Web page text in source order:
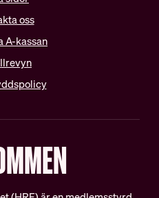
oss
A-kassan